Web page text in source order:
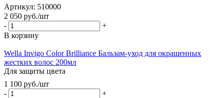
Артикул: 510000
2 050 руб./шт
-
+
В корзину
Wella Invigo Color Brilliance Бальзам-уход для окрашенных
жестких волос 200мл
Для защиты цвета
1 100 руб./шт
-
+